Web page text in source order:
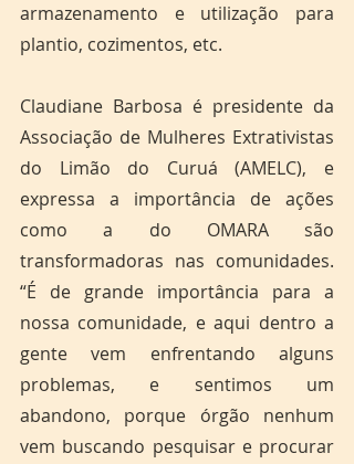
armazenamento e utilização para
plantio, cozimentos, etc.
Claudiane Barbosa é presidente da
Associação de Mulheres Extrativistas
do Limão do Curuá (AMELC), e
expressa a importância de ações
como a do OMARA são
transformadoras nas comunidades.
“É de grande importância para a
nossa comunidade, e aqui dentro a
gente vem enfrentando alguns
problemas, e sentimos um
abandono, porque órgão nenhum
vem buscando pesquisar e procurar